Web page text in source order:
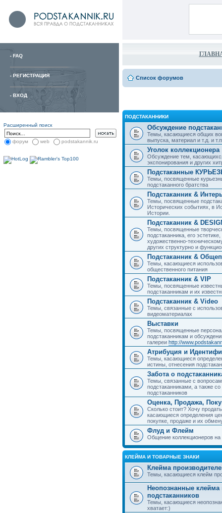
- FAQ
- РЕГИСТРАЦИЯ
- ВХОД
Расширенный поиск
форум web podstakannik.ru
Список форумов
ПОДСТАКАННИКИ
Обсуждение
Темы, касающиеся общих
выпуска, материал и т.д. и
Уголок коллекционера
Обсуждение тем,
экспонирования и других
Подстаканные
Темы, посвященные
подстаканного братства
Подстаканник &
Темы, посвященные
Исторических событиях, в
Истории.
Подстаканник &
Темы, посвященные
подстаканника, его
художественно-
других структурно и
Подстаканник &
Темы, касающиеся
общественного питания
Подстаканник & VIP
Темы, посвященные
подстаканникам и их
Подстаканник & Video
Темы, связанные с
видеоматериалах
Выставки
Темы, посвященные
подстаканникам и
галереи http://
Атрибуция и
Темы, касающиеся
истины, отнесения
Забота о
Темы, связанные с
подстаканниками, а также
подстаканников
Оценка, Продажа,
Сколько стоит? Хочу
касающиеся определения
покупке, продаже и их
Флуд и Флейм
Общение коллекционеров
КЛЕЙМА И ТОВАРНЫЕ ЗНАКИ
Клейма
Темы, касающиеся клейм
Неопознанные клейма
подстаканников
Темы, касающиеся
хватает:)